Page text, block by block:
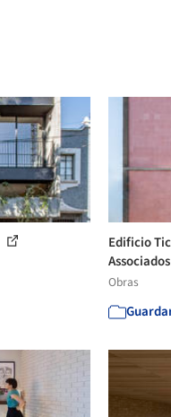
Edificio
Associados
Obras